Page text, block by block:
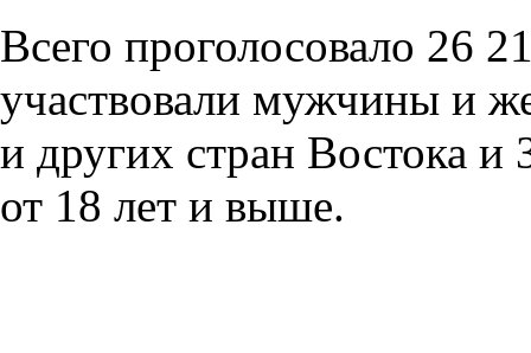
Всего проголосовало 26
участвовали мужчины и
и других стран Востока и
от 18 лет и выше.